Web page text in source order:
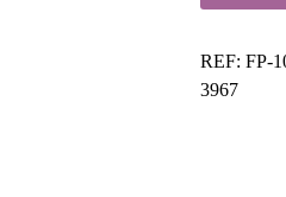
REF:FP-
3967